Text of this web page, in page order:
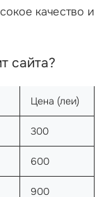
качество и
сайта?
Цена (леи)
300
600
900